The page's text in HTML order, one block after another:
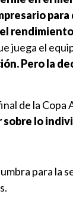
juega el
Pero la
de la Copa
lo
para la